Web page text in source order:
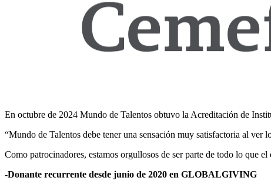
En octubre de 2024 Mundo de Talentos obtuvo la Acreditación de
“Mundo de Talentos debe tener una sensación muy satisfactoria al
Como patrocinadores, estamos orgullosos de ser parte de todo lo que el
-Donante recurrente desde junio de 2020 en GLOBALGIVING